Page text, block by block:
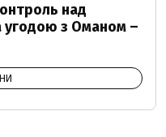
над
з Оманом –